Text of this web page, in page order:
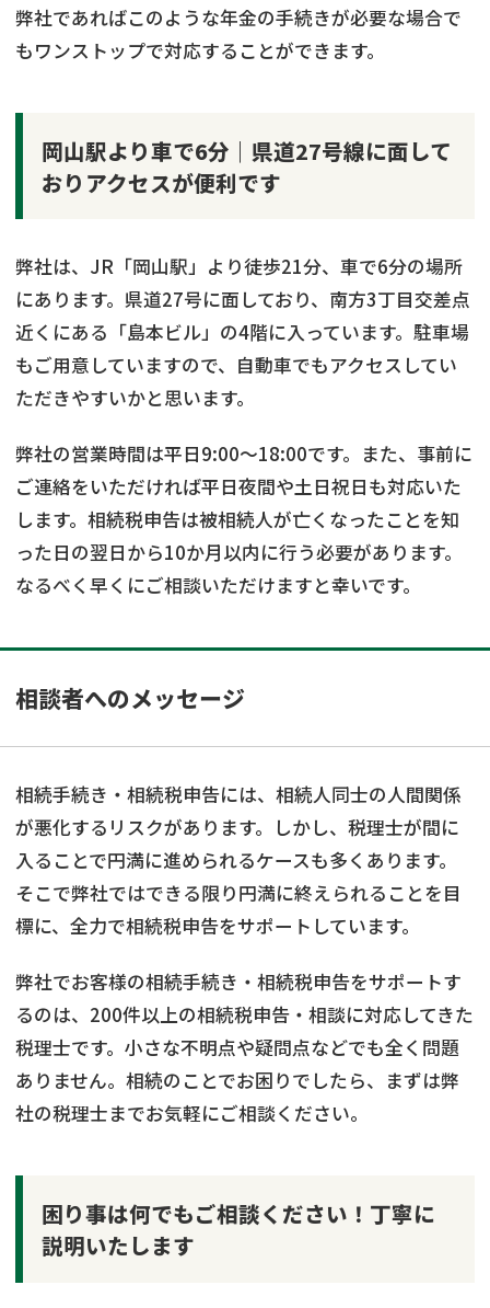
弊社であればこのような年金の手続きが必要な場合で
もワンストップで対応することができます。
岡山駅より車で6分｜県道27号線に面して
おりアクセスが便利です
弊社は、JR「岡山駅」より徒歩21分、車で6分の場所
にあります。県道27号に面しており、南方3丁目交差点
近くにある「島本ビル」の4階に入っています。駐車場
もご用意していますので、自動車でもアクセスしてい
ただきやすいかと思います。
弊社の営業時間は平日9:00～18:00です。また、事前に
ご連絡をいただければ平日夜間や土日祝日も対応いた
します。相続税申告は被相続人が亡くなったことを知
った日の翌日から10か月以内に行う必要があります。
なるべく早くにご相談いただけますと幸いです。
相談者へのメッセージ
相続手続き・相続税申告には、相続人同士の人間関係
が悪化するリスクがあります。しかし、税理士が間に
入ることで円満に進められるケースも多くあります。
そこで弊社ではできる限り円満に終えられることを目
標に、全力で相続税申告をサポートしています。
弊社でお客様の相続手続き・相続税申告をサポートす
るのは、200件以上の相続税申告・相談に対応してきた
税理士です。小さな不明点や疑問点などでも全く問題
ありません。相続のことでお困りでしたら、まずは弊
社の税理士までお気軽にご相談ください。
困り事は何でもご相談ください！丁寧に
説明いたします